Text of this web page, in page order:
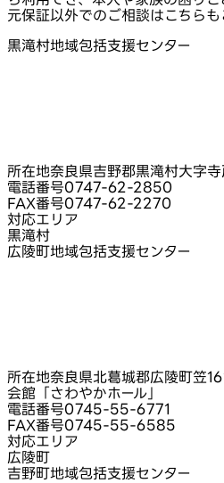
元保証以外でのご相談はこちらも
黒滝村地域包括支援センター
所在地奈良県吉野郡黒滝村大字
電話番号0747-62-2850
FAX番号0747-62-2270
対応エリア
黒滝村
広陵町地域包括支援センター
所在地奈良県北葛城郡広陵町笠
会館「さわやかホール」
電話番号0745-55-6771
FAX番号0745-55-6585
対応エリア
広陵町
吉野町地域包括支援センター